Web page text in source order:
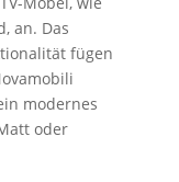
an. Das
fügen
modernes
oder